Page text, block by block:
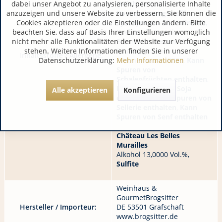
Inhaltsstoffe / Allergene:
(Milch, Salz, Lab,
Konservierungsstoff:
Lysozym aus Ei),Vollmilch,
Speisesalz, Paprika,
Blaumohn,Sesam, Kümmel,
Säureregulator:
Citronensäure, E330,
Schalenfrüchten enthalten
Kann Spuren von Soja
enthalten,Kann Spuren von
Château Les Belles
Murailles
Alkohol 13,0000 Vol.%,
Sulfite
Hersteller / Importeur:
Weinhaus &
GourmetBrogsitter
DE 53501 Grafschaft
www.brogsitter.de
dabei unser Angebot zu analysieren, personalisierte Inhalte
anzuzeigen und unsere Website zu verbessern. Sie können die
Cookies akzeptieren oder die Einstellungen ändern. Bitte
beachten Sie, dass auf Basis Ihrer Einstellungen womöglich
nicht mehr alle Funktionalitäten der Website zur Verfügung
stehen. Weitere Informationen finden Sie in unserer
Datenschutzerklärung: Mehr Informationen
Alle akzeptieren Konfigurieren